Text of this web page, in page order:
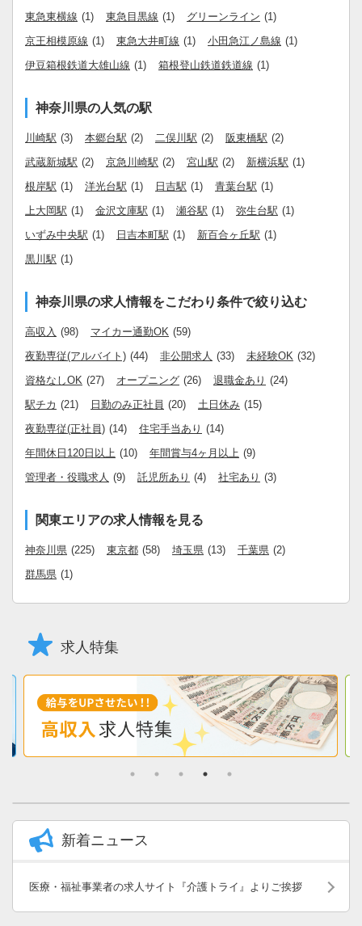
東急東横線 (1) 東急目黒線 (1) グリーンライン (1)
京王相模原線 (1) 東急大井町線 (1) 小田急江ノ島線 (1)
伊豆箱根鉄道大雄山線 (1) 箱根登山鉄道鉄道線 (1)
神奈川県の人気の駅
川崎駅 (3) 本郷台駅 (2) 二俣川駅 (2) 阪東橋駅 (2)
武蔵新城駅 (2) 京急川崎駅 (2) 宮山駅 (2) 新横浜駅 (1)
根岸駅 (1) 洋光台駅 (1) 日吉駅 (1) 青葉台駅 (1)
上大岡駅 (1) 金沢文庫駅 (1) 瀬谷駅 (1) 弥生台駅 (1)
いずみ中央駅 (1) 日吉本町駅 (1) 新百合ヶ丘駅 (1)
黒川駅 (1)
神奈川県の求人情報をこだわり条件で絞り込む
高収入 (98) マイカー通勤OK (59)
夜勤専従(アルバイト) (44) 非公開求人 (33) 未経験OK (32)
資格なしOK (27) オープニング (26) 退職金あり (24)
駅チカ (21) 日勤のみ正社員 (20) 土日休み (15)
夜勤専従(正社員) (14) 住宅手当あり (14)
年間休日120日以上 (10) 年間賞与4ヶ月以上 (9)
管理者・役職求人 (9) 託児所あり (4) 社宅あり (3)
関東エリアの求人情報を見る
神奈川県 (225) 東京都 (58) 埼玉県 (13) 千葉県 (2)
群馬県 (1)
求人特集
新着ニュース
医療・福祉事業者の求人サイト『介護トライ』よりご挨拶